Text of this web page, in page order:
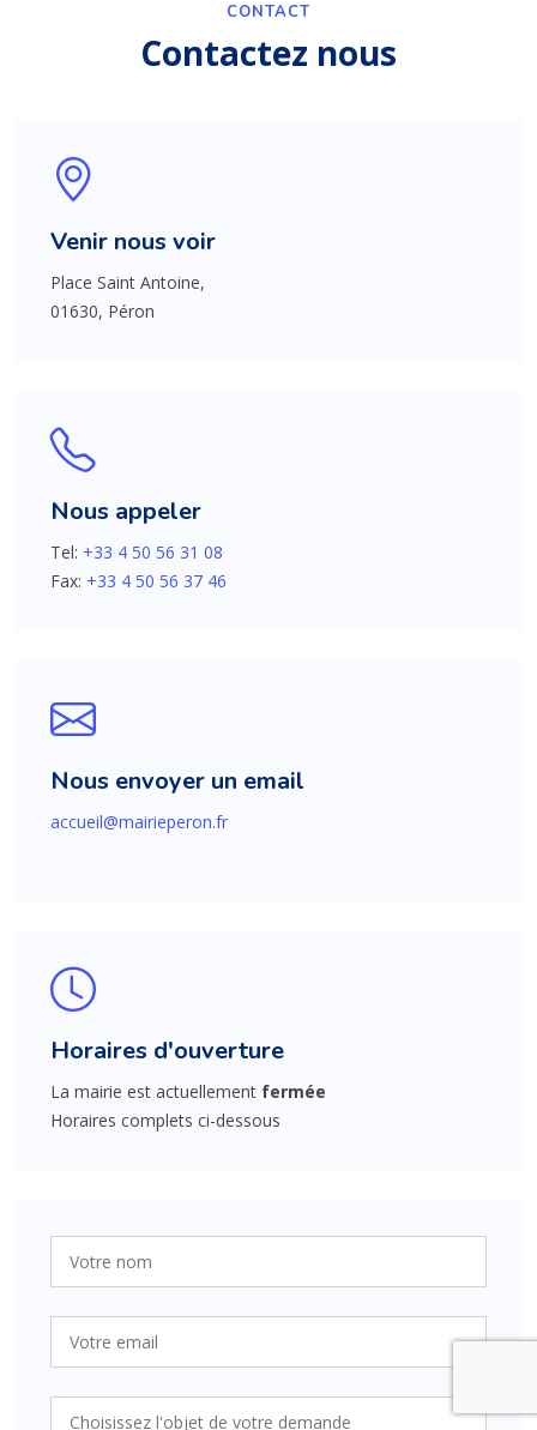
CONTACT
Contactez nous
Venir nous voir
Place Saint Antoine,
01630, Péron
Nous appeler
Tel: +33 4 50 56 31 08
Fax: +33 4 50 56 37 46
Nous envoyer un email
accueil@mairieperon.fr
Horaires d'ouverture
La mairie est actuellement fermée
Horaires complets ci-dessous